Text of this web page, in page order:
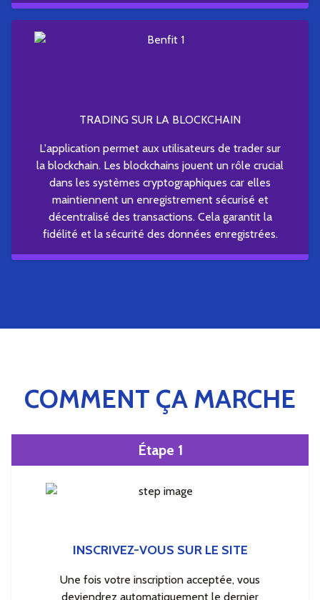
TRADING SUR LA BLOCKCHAIN
L'application permet aux utilisateurs de trader sur
la blockchain. Les blockchains jouent un rôle crucial
dans les systèmes cryptographiques car elles
maintiennent un enregistrement sécurisé et
décentralisé des transactions. Cela garantit la
fidélité et la sécurité des données enregistrées.
COMMENT ÇA MARCHE
Étape 1
INSCRIVEZ-VOUS SUR LE SITE
Une fois votre inscription acceptée, vous
deviendrez automatiquement le dernier